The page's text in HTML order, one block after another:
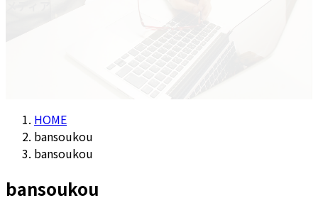
HOME
bansoukou
bansoukou
bansoukou